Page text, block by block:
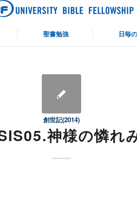
聖書勉強 日毎
創世記(2014)
神様の憐れ